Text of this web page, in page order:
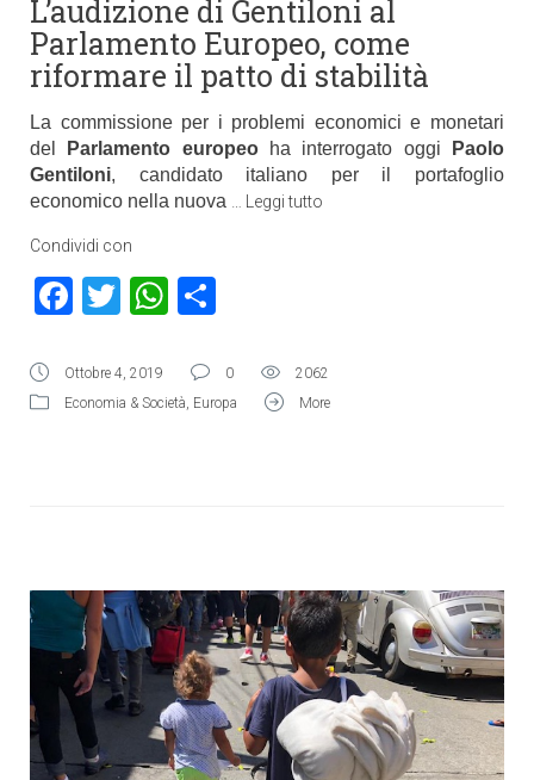
L’audizione di Gentiloni al
Parlamento Europeo, come
riformare il patto di stabilità
La commissione per i problemi economici e monetari
del
Parlamento europeo ha interrogato oggi
Paolo
Gentiloni, candidato italiano per il portafoglio
economico nella nuova
Leggi tutto
Condividi con
Facebook
TwitterWhatsApp
Ottobre 4, 2019 0
2062
Economia & Società, Europa More